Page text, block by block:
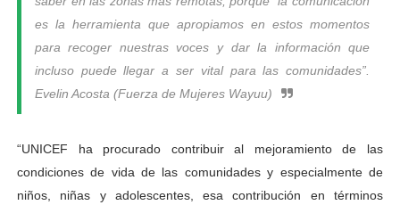
es la herramienta que apropiamos en estos momentos
para recoger nuestras voces y dar la información que
incluso puede llegar a ser vital para las comunidades”.
Evelin Acosta (Fuerza de Mujeres Wayuu)
“UNICEF ha procurado contribuir al mejoramiento de las
condiciones de vida de las comunidades y especialmente de
niños, niñas y adolescentes, esa contribución en términos